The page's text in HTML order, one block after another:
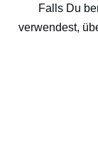
Falls Du
verwendest,